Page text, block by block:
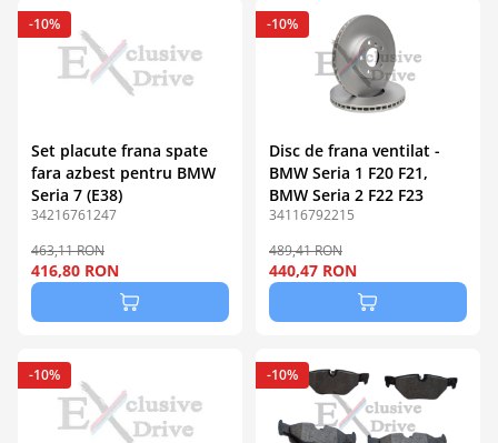
Set placute frana spate
fara azbest pentru BMW
Seria 7 (E38)
34216761247
463,11 RON
416,80 RON
-10%
Disc de frana ventilat -
BMW Seria 1 F20 F21,
BMW Seria 2 F22 F23
34116792215
489,41 RON
440,47 RON
-10%
-10% -10%